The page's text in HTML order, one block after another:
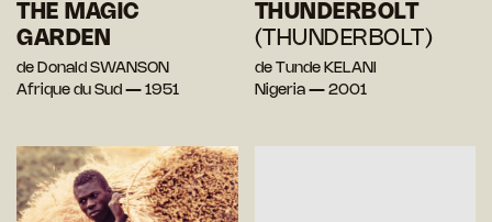
THE MAGIC
GARDEN
de Donald SWANSON
Afrique du Sud — 1951
THUNDERBOLT
(THUNDERBOLT)
de Tunde KELANI
Nigeria — 2001